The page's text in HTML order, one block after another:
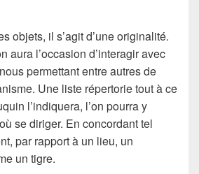
objets, il s’agit d’une originalité.
aura l’occasion d’interagir avec
permettant entre autres de
Une liste répertorie tout à ce
l’indiquera, l’on pourra y
se diriger. En concordant tel
par rapport à un lieu, un
un tigre.